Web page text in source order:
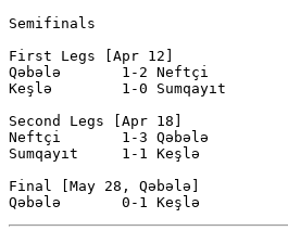
Semifinals
First Legs [Apr 12]
Qəbələ       1-2 Neftçi
Keşlə        1-0 Sumqayıt
Second Legs [Apr 18]
Neftçi       1-3 Qəbələ
Sumqayıt     1-1 Keşlə
Final [May 28, Qəbələ]